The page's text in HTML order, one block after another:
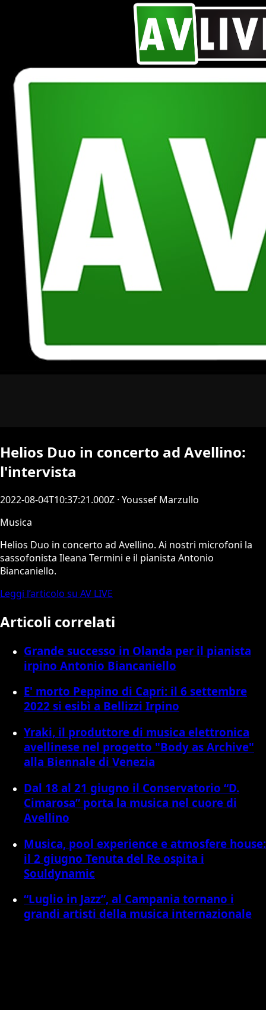
Helios Duo in concerto ad Avellino:
l'intervista
2022-08-04T10:37:21.000Z · Youssef Marzullo
Musica
Helios Duo in concerto ad Avellino. Ai nostri microfoni la
sassofonista Ileana Termini e il pianista Antonio
Biancaniello.
Leggi l’articolo su AV LIVE
Articoli correlati
Grande successo in Olanda per il pianista
irpino Antonio Biancaniello
E' morto Peppino di Capri: il 6 settembre
2022 si esibì a Bellizzi Irpino
Yraki, il produttore di musica elettronica
avellinese nel progetto "Body as Archive"
alla Biennale di Venezia
Dal 18 al 21 giugno il Conservatorio “D.
Cimarosa” porta la musica nel cuore di
Avellino
Musica, pool experience e atmosfere house:
il 2 giugno Tenuta del Re ospita i
Souldynamic
“Luglio in Jazz”, al Campania tornano i
grandi artisti della musica internazionale